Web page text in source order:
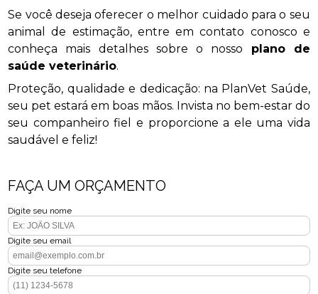
Se você deseja oferecer o melhor cuidado para o seu
animal de estimação, entre em contato conosco e
conheça mais detalhes sobre o nosso plano de
saúde veterinário.
Proteção, qualidade e dedicação: na PlanVet Saúde,
seu pet estará em boas mãos. Invista no bem-estar do
seu companheiro fiel e proporcione a ele uma vida
saudável e feliz!
FAÇA UM ORÇAMENTO
Digite seu nome
Digite seu email
Digite seu telefone